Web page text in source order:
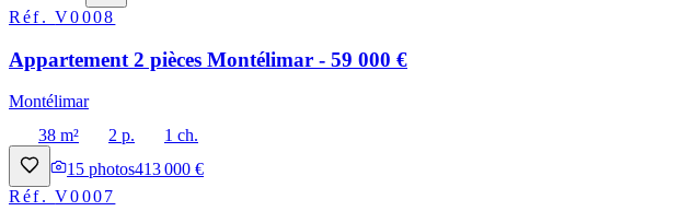
Réf.V0008
Appartement 2 pièces Montélimar - 59 000 €
Montélimar
38 m²
2 p.
1 ch.
15 photos413 000 €
Réf.V0007